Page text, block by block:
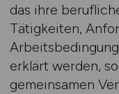
das ihre
Tätigkeiten,
erklärt werden,
gemeinsamen